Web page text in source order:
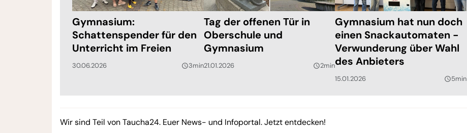
Gymnasium:
Schattenspender für den
Unterricht im Freien
30.06.2026 query_builder3min
Tag der offenen Tür in
Oberschule und
Gymnasium
21.01.2026 query_builder2min
Gymnasium hat nun doch
einen Snackautomaten -
Verwunderung über Wahl
des Anbieters
15.01.2026 query_builder5min
Wir sind Teil von Taucha24. Euer News- und Infoportal. Jetzt entdecken!